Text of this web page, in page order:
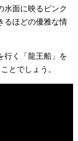
水面に映るピンク
るほどの優雅な情
行く「龍王船」を
とでしょう。